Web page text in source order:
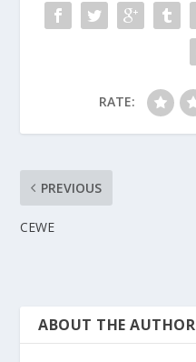
RATE:
PREVIOUS
CEWE
ABOUT THE AUTHOR